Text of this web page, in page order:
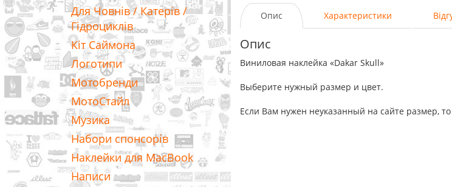
Для Човнів / Катерів /
Гідроциклів
Кіт Саймона
Логотипи
Мотобренди
МотоСтайл
Музика
Набори спонсорів
Наклейки для MacBook
Написи
Опис Характеристики
Опис
Виниловая наклейка «Dakar Skull»
Выберите нужный размер и цвет.
Если Вам нужен неуказанный на сайте размер,